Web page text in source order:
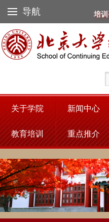
导航 培
关于学院 新闻中心
教育培训 重点推介